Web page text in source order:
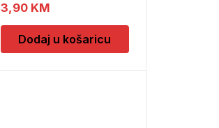
3,90 KM
Dodaj u košaricu